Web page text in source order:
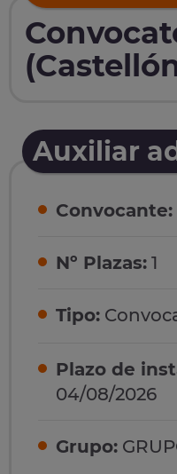
Auxiliar
Convocante:
Nº Plazas: 1
Tipo:
Plazo de
04/08/2026
Grupo: